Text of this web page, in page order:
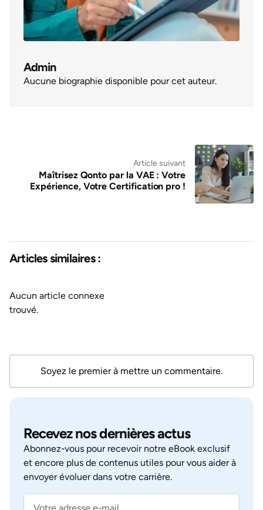
Admin
Aucune biographie disponible pour cet auteur.
Article suivant
Maîtrisez Qonto par la VAE : Votre
Expérience, Votre Certification pro !
Articles similaires :
Aucun article connexe
trouvé.
Soyez le premier à mettre un commentaire.
Recevez nos dernières actus
Abonnez‑vous pour recevoir notre eBook exclusif
et encore plus de contenus utiles pour vous aider à
envoyer évoluer dans votre carrière.